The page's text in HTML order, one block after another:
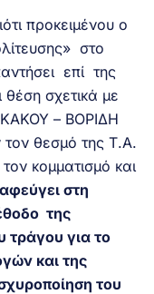
προκειμένου ο
στο
επί της
θέση σχετικά με
– ΒΟΡΙΔΗ
θεσμό της Τ.Α.
κομματισμό και
στη
της
τράγου για το
και της
του